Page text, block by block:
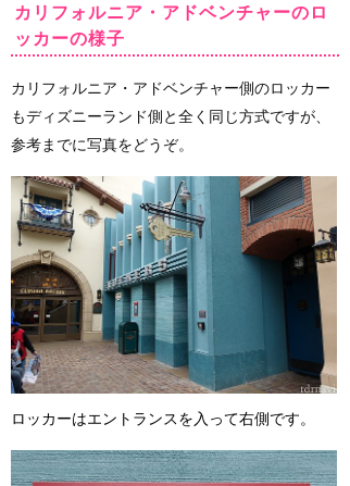
カリフォルニア・アドベンチャーのロ
ッカーの様子
カリフォルニア・アドベンチャー側のロッカー
もディズニーランド側と全く同じ方式ですが、
参考までに写真をどうぞ。
ロッカーはエントランスを入って右側です。